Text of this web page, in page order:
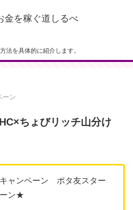
金を稼ぐ道しるべ
法を具体的に紹介します。
ーン
ちょびリッチ山分け
ャンペーン ポタ友スター
ーン★